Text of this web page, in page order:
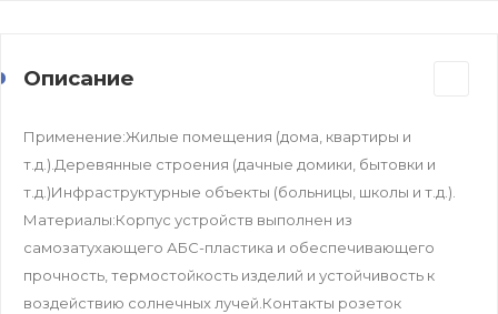
Описание
Применение:Жилые помещения (дома, квартиры и
т.д.).Деревянные строения (дачные домики, бытовки и
т.д.)Инфраструктурные объекты (больницы, школы и т.д.).
Материалы:Корпус устройств выполнен из
самозатухающего АБС-пластика и обеспечивающего
прочность, термостойкость изделий и устойчивость к
воздействию солнечных лучей.Контакты розеток